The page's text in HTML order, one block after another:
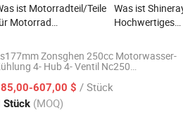
ist Motorradteil/Teile
Motorrad
Motor Teile für
Was ist
Hochwertiges
Motorrad Cg
Zonsghen 250cc Motorwasser-
4- Hub 4- Ventil Nc250
607,00 $ / Stück
Stück (MOQ)
Co., Ltd.
Seit 2022